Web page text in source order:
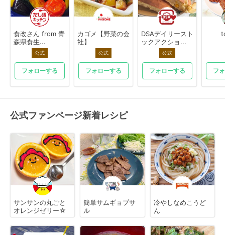
食改さん from 青
森県食生...
公式
フォローする
カゴメ【野菜の会
社】
公式
フォローする
DSAデイリースト
ックアクショ...
公式
フォローする フ
公式ファンページ新着レシピ
サンサンの丸ごと
オレンジゼリー☆
簡単サムギョプサ
ル
冷やしなめこうど
ん